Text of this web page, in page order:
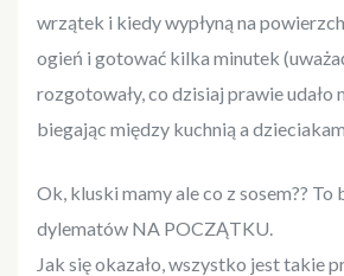
wrzątek i kiedy wypłyną na
ogień i gotować kilka minutek
rozgotowały, co dzisiaj prawie udało
biegając między kuchnią a
Ok, kluski mamy ale co z sosem?? To
dylematów NA POCZĄTKU.
Jak się okazało, wszystko jest takie